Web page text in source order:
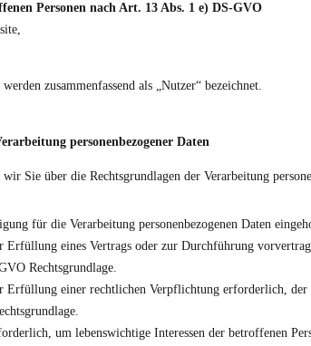
Personen nach Art. 13 Abs. 1 e) DS-GVO
zusammenfassend als „Nutzer“ bezeichnet.
personenbezogener Daten
Sie über die Rechtsgrundlagen der Verarbeitung
für die Verarbeitung personenbezogenen Daten
Erfüllung eines Vertrags oder zur Durchführung
Rechtsgrundlage.
Erfüllung einer rechtlichen Verpflichtung erforderlich,
um lebenswichtige Interessen der betroffenen